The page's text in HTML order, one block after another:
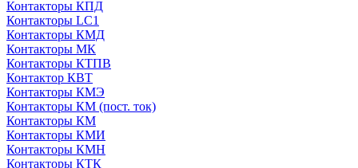
Контакторы КПД
Контакторы LC1
Контакторы КМД
Контакторы МК
Контакторы КТПВ
Контактор КВТ
Контакторы КМЭ
Контакторы КМ (пост. ток)
Контакторы КМ
Контакторы КМИ
Контакторы КМН
Контакторы КТК